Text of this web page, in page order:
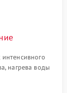
нагрева воды
шумов,
поддоне.